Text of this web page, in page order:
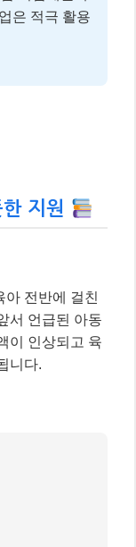
은 적극 활용
지원
아 전반에 걸친
서 언급된 아동
이 인상되고 육
니다.